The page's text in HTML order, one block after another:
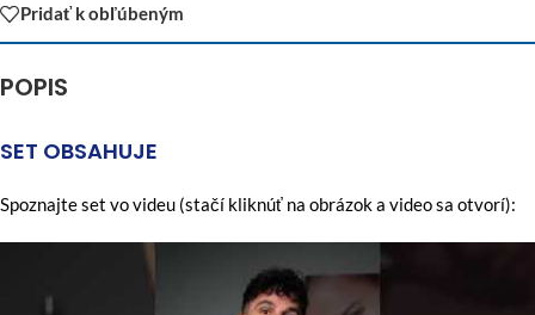
Pridať k obľúbeným
POPIS
SET OBSAHUJE
Spoznajte set vo videu (stačí kliknúť na obrázok a video sa otvorí):